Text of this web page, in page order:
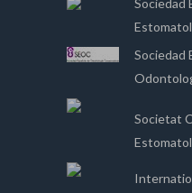
Sociedad
Sociedad
Societat